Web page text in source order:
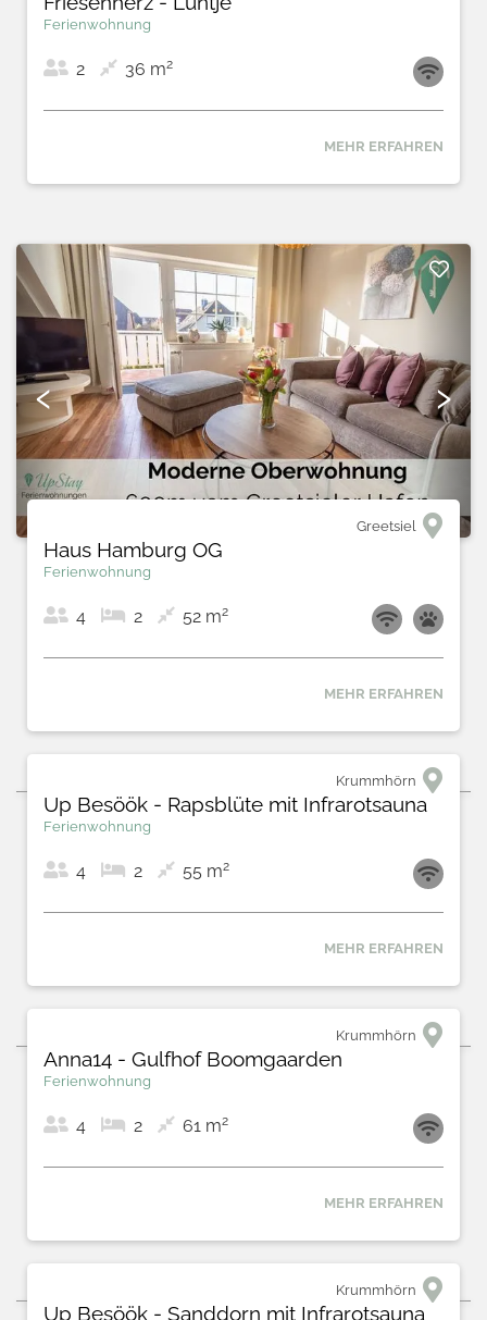
2
Ferienwohnung
2 36 m2
MEHR ERFAHREN
‹ ›
Greetsiel
Haus Hamburg OG
Ferienwohnung
4 2 52 m2
MEHR ERFAHREN
›
Up Besöök - Rapsblüte mit Infrarotsauna
Ferienwohnung
4 2 55 m
MEHR ERFAHREN